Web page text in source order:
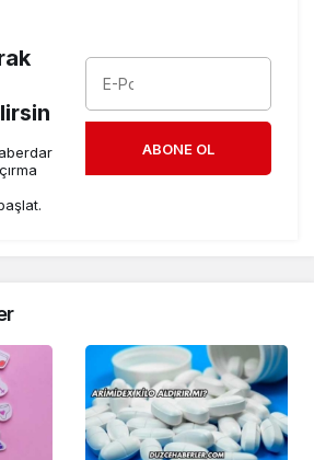
ABONE OL